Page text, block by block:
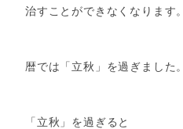
治すことができなくなります。
暦では「立秋」を過ぎました。
「立秋」を過ぎると